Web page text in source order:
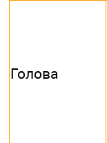
Голова